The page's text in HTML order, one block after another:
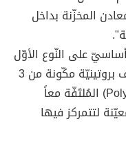
المخزّنة بداخل
على النّوع الأوّل
من الكولاجين، وهو عبارة عن ألياف بروتينيّة مكّونة من 3
سلاسل من عديد الببتيد (Polypeptide) المُلتَفّة معاً
لتتمركز فيها